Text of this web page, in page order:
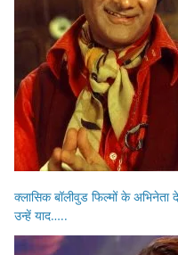
क्लासिक बॉलीवुड फिल्मों के
उन्हें याद…..